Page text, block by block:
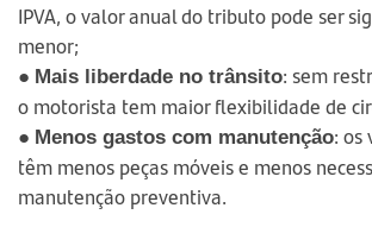
IPVA, o valor anual do tributo pode ser
menor;
● Mais liberdade no trânsito: sem
o motorista tem maior flexibilidade de
● Menos gastos com manutenção: os
têm menos peças móveis e menos
manutenção preventiva.